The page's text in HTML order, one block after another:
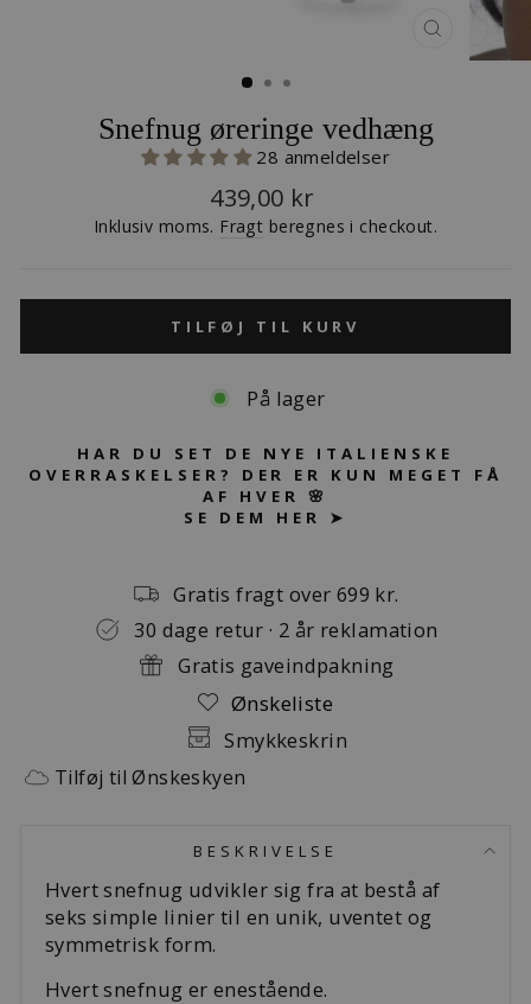
(ESC)
Snefnug øreringe vedhæng
28 anmeldelser
Normalpris
439,00 kr
Inklusiv moms. Fragt beregnes i checkout.
TILFØJ TIL KURV
På lager
HAR DU SET DE NYE ITALIENSKE
OVERRASKELSER? DER ER KUN MEGET FÅ
AF HVER 🌸
SE DEM HER ➤
Gratis fragt over 699 kr.
30 dage retur · 2 år reklamation
Gratis gaveindpakning
Ønskeliste
Smykkeskrin
Tilføj til Ønskeskyen
BESKRIVELSE
Hvert snefnug udvikler sig fra at bestå af
seks simple linier til en unik, uventet og
symmetrisk form.
Hvert snefnug er enestående.